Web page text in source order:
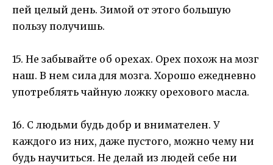
пей целый день. Зимой от этого большую
пользу получишь.
15. Не забывайте об орехах. Орех похож на мозг
наш. В нем сила для мозга. Хорошо ежедневно
употреблять чайную ложку орехового масла.
16. С людьми будь добр и внимателен. У
каждого из них, даже пустого, можно чему ни
будь научиться. Не делай из людей себе ни